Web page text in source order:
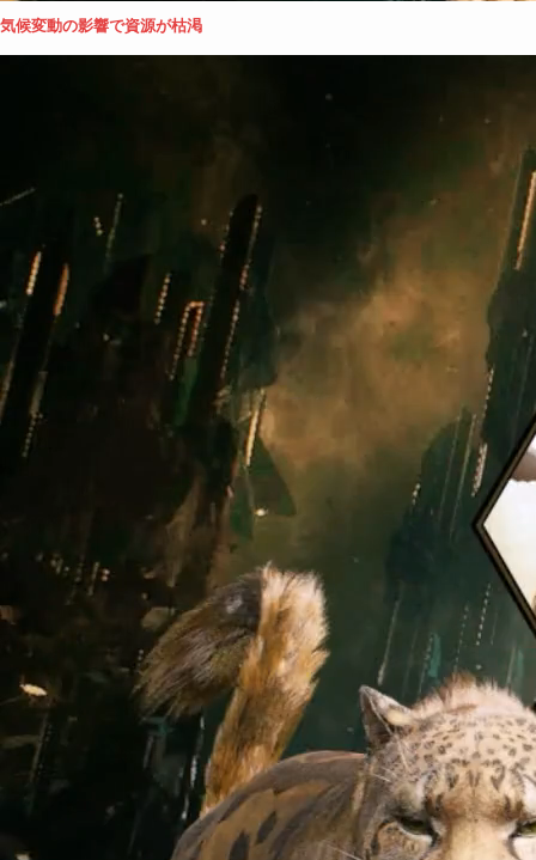
気候変動の影響で資源が枯渇